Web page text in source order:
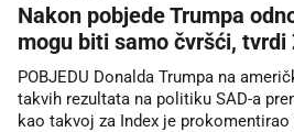
Nakon pobjede Trumpa
mogu biti samo čvršći, tvrdi
POBJEDU Donalda Trumpa na
takvih rezultata na politiku SAD-a
kao takvoj za Index je